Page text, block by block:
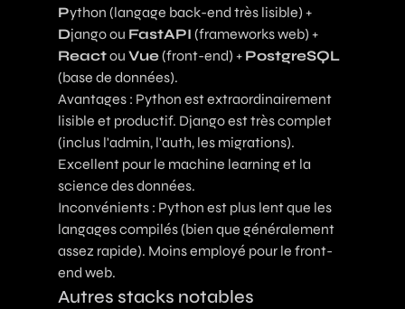
Python (langage back-end très lisible) +
Django ou FastAPI (frameworks web) +
Reactou Vue(front-end) + PostgreSQL
(base de données).
Avantages : Python est extraordinairement
lisible et productif. Django est très complet
(inclus l'admin, l'auth, les migrations).
Excellent pour le machine learning et la
science des données.
Inconvénients : Python est plus lent que les
langages compilés (bien que généralement
assez rapide). Moins employé pour le front-
end web.
Autres stacks notables